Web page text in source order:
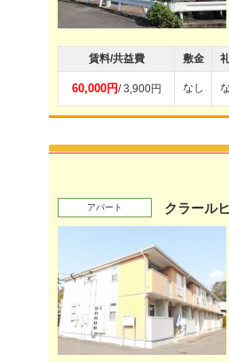
賃料/共益費 敷金
60,000円/ 3,900円 なし
アパート クラール